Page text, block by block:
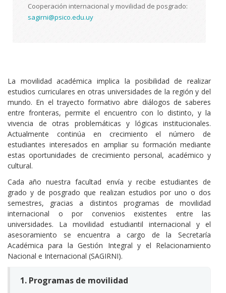
Cooperación internacional y movilidad de posgrado:
sagirni@psico.edu.uy
La movilidad académica implica la posibilidad de realizar
estudios curriculares en otras universidades de la región y del
mundo. En el trayecto formativo abre diálogos de saberes
entre fronteras, permite el encuentro con lo distinto, y la
vivencia de otras problemáticas y lógicas institucionales.
Actualmente continúa en crecimiento el número de
estudiantes interesados en ampliar su formación mediante
estas oportunidades de crecimiento personal, académico y
cultural.
Cada año nuestra facultad envía y recibe estudiantes de
grado y de posgrado que realizan estudios por uno o dos
semestres, gracias a distintos programas de movilidad
internacional o por convenios existentes entre las
universidades. La movilidad estudiantil internacional y el
asesoramiento se encuentra a cargo de la Secretaría
Académica para la Gestión Integral y el Relacionamiento
Nacional e Internacional (SAGIRNI).
1. Programas de movilidad